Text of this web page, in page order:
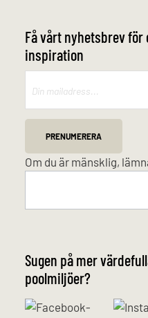
Få vårt nyhetsbrev
inspiration
PRENUMERERA
Om du är mänsklig,
Sugen på mer
poolmiljöer?